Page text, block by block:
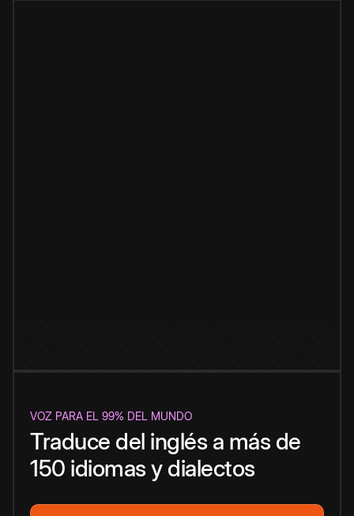
VOZ PARA EL 99% DEL MUNDO
Traduce del inglés a más de
150 idiomas y dialectos